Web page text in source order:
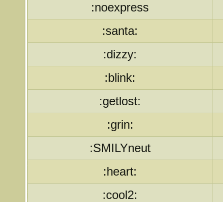
:noexpress
:santa:
:dizzy:
:blink:
:getlost:
:grin:
:SMILYneut
:heart:
:cool2: